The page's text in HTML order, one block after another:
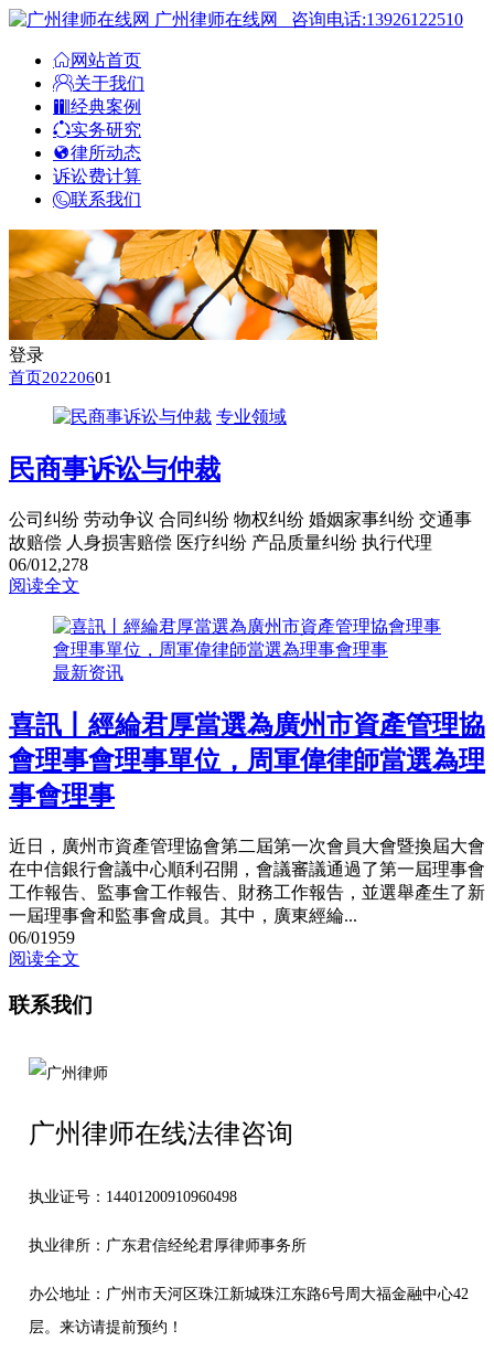
广州律师在线网 咨询电话:13926122510
网站首页
关于我们
经典案例
实务研究
律所动态
诉讼费计算
联系我们
登录
首页20220601
专业领域
民商事诉讼与仲裁
公司纠纷 劳动争议 合同纠纷 物权纠纷 婚姻家事纠纷 交通事
故赔偿 人身损害赔偿 医疗纠纷 产品质量纠纷 执行代理
06/01 2,278
阅读全文
最新资讯
喜訊丨經綸君厚當選為廣州市資產管理協
會理事會理事單位，周軍偉律師當選為理
事會理事
近日，廣州市資產管理協會第二屆第一次會員大會暨換屆大會
在中信銀行會議中心順利召開，會議審議通過了第一屆理事會
工作報告、監事會工作報告、財務工作報告，並選舉產生了新
一屆理事會和監事會成員。其中，廣東經綸...
06/01959
阅读全文
联系我们
广州律师在线法律咨询
执业证号：14401200910960498
执业律所：广东君信经纶君厚律师事务所
办公地址： 广州市天河区珠江新城珠江东路6号周大福金融中心42
层。来访请提前预约！